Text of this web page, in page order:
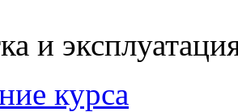
и
курса